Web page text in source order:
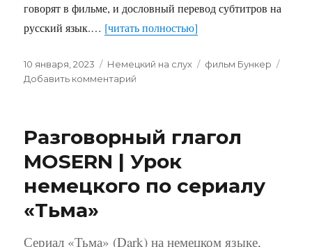
говорят в фильме, и дословный перевод субтитров на
русский язык.… [читать полностью]
Опубликовано
10 января, 2023 Рубрики
Немецкий на слух Метки
фильм Бункер
Добавить комментарий
из
“Der
Untergang”
(рус.
Речь
Разговорный глагол
MOSERN | Урок
немецкого по сериалу
«Тьма»
Сериал «Тьма» (Dark) на немецком языке,